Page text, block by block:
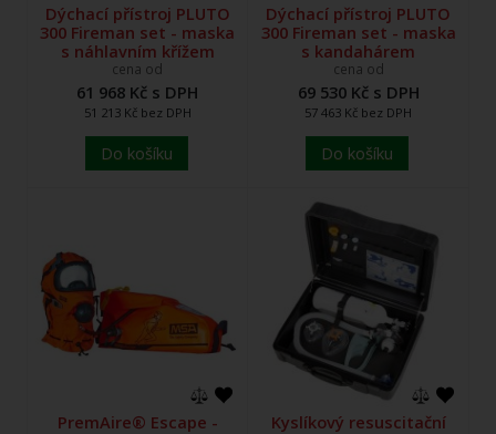
Dýchací přístroj PLUTO
300 Fireman set - maska
s náhlavním křížem
cena od
61 968 Kč s DPH
51 213 Kč bez DPH
Do košíku
Dýchací přístroj PLUTO
300 Fireman set - maska
s kandahárem
cena od
69 530 Kč s DPH
57 463 Kč bez DPH
Do košíku
PremAire® Escape -
Kyslíkový resuscitační